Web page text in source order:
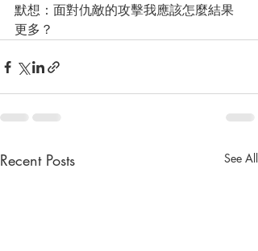
默想：面對仇敵的攻擊我應該怎麼結果
更多？
Recent Posts See All